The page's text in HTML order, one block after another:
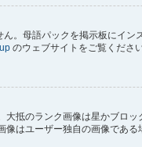
。母語パックを掲示板にイ
のウェブサイトをご覧ください
抵のランク画像は星かブロ
はユーザー独自の画像である